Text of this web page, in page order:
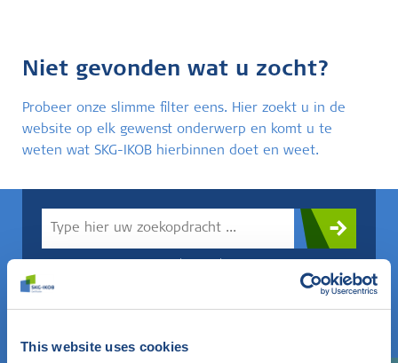
This website uses cookies
Niet gevonden wat u zocht?
Probeer onze slimme filter eens. Hier zoekt u in de
website op elk gewenst onderwerp en komt u te
weten wat SKG-IKOB hierbinnen doet en weet.
Kies een onderwerp